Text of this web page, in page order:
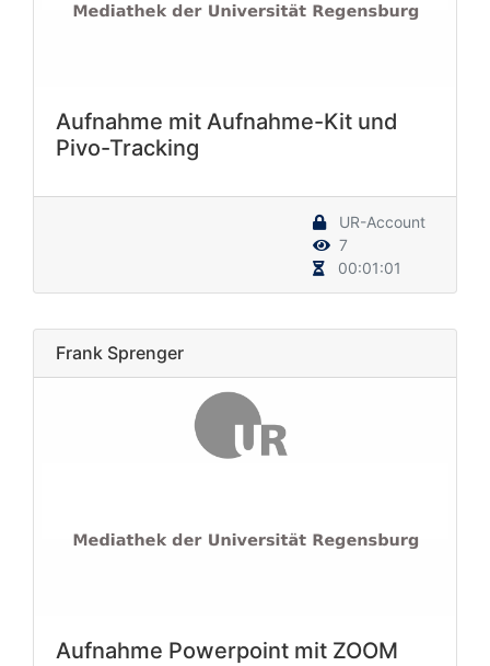
Aufnahme mit Aufnahme-Kit und
Pivo-Tracking
UR-Account
7
00:01:01
Frank Sprenger
Aufnahme Powerpoint mit ZOOM